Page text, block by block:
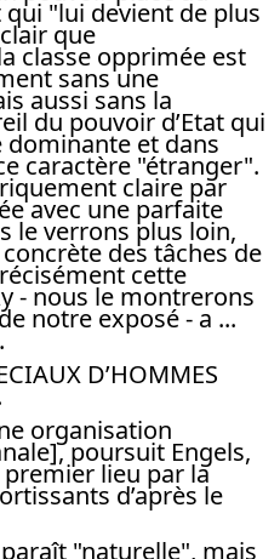
"lui devient de plus
que
classe opprimée est
sans une
aussi sans la
du pouvoir d’Etat qui
dominante et dans
caractère "étranger".
claire par
avec une parfaite
le verrons plus loin,
des tâches de
cette
- nous le montrerons
notre exposé - a ...
D’HOMMES
organisation
poursuit Engels,
premier lieu par la
d’après le
"naturelle", mais